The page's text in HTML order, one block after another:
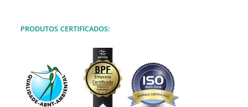
PRODUTOS CERTIFICADOS: